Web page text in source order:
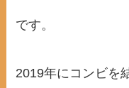
です。
2019年にコンビを